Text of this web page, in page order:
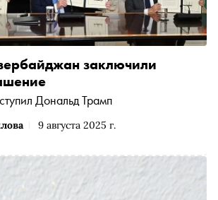
9 августа 2025 г.
заключили
Дональд Трамп